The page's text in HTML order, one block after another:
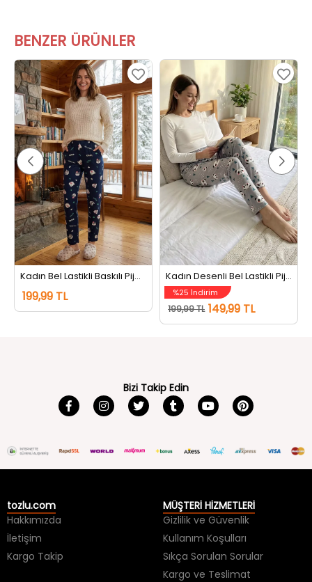
BENZER ÜRÜNLER
Kadın Bel Lastikli Baskılı Pijama Altı Lacivert
199,99 TL
Kadın Desenli Bel Lastikli Pijama Altı Gri
%25 İndirim
199,99 TL 149,99 TL
Bizi Takip Edin
tozlu.com
Hakkımızda
İletişim
Kargo Takip
MÜŞTERİ HİZMETLERİ
Gizlilik ve Güvenlik
Kullanım Koşulları
Sıkça Sorulan Sorular
Kargo ve Teslimat